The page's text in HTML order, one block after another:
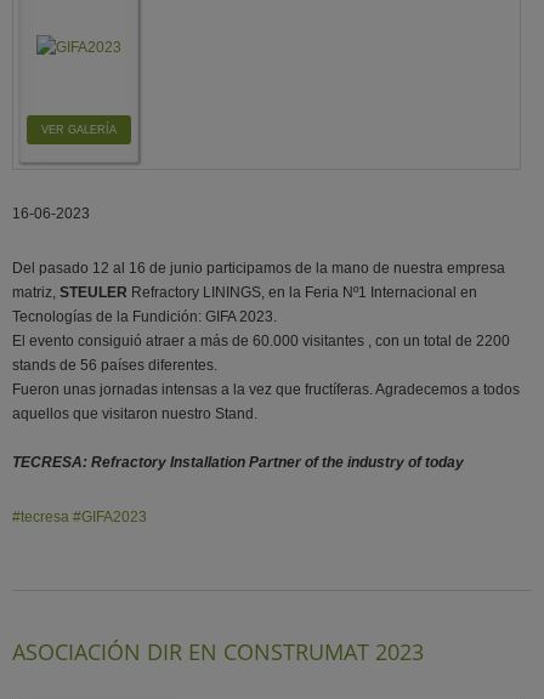
VER GALERÍA
16-06-2023
Del pasado 12 al 16 de junio participamos de la mano de nuestra empresa
matriz, STEULER Refractory LININGS, en la Feria Nº1 Internacional en
Tecnologías de la Fundición: GIFA 2023.
El evento consiguió atraer a más de 60.000 visitantes , con un total de 2200
stands de 56 países diferentes.
Fueron unas jornadas intensas a la vez que fructíferas. Agradecemos a todos
aquellos que visitaron nuestro Stand.
TECRESA: Refractory Installation Partner of the industry of today
#tecresa #GIFA2023
ASOCIACIÓN DIR EN CONSTRUMAT 2023